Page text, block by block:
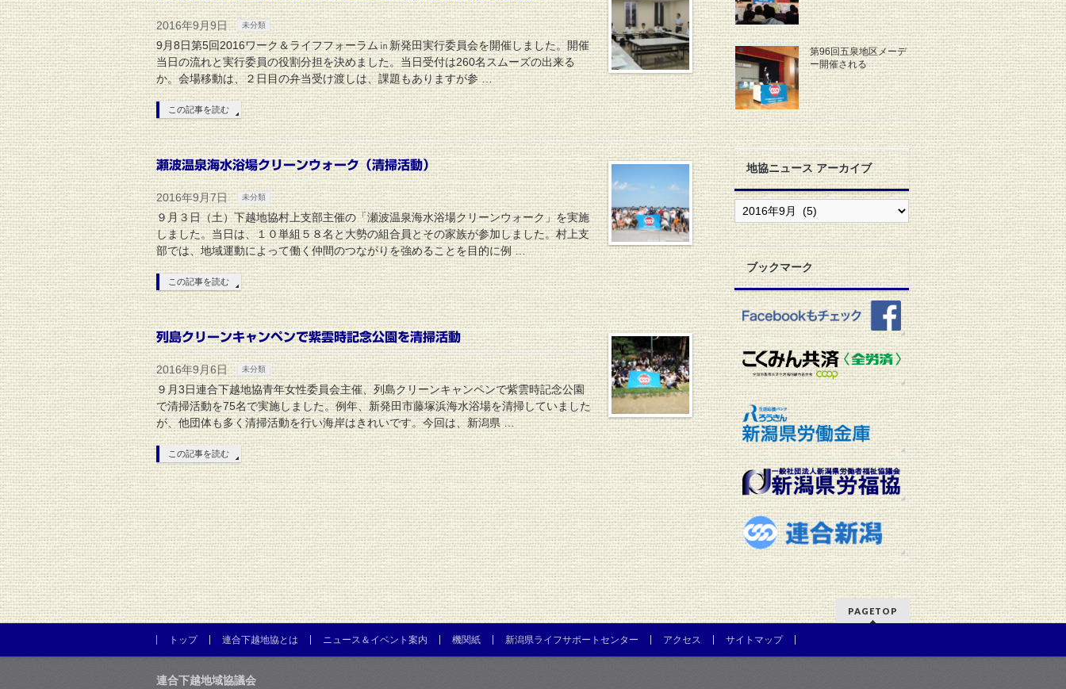
2016年9月9日 未分類
9月8日第5回2016ワーク＆ライフフォーラム㏌新発田実行委員会を開催しました。開催
当日の流れと実行委員の役割分担を決めました。当日受付は260名スムーズの出来る
か。会場移動は、２日目の弁当受け渡しは、課題もありますが参 …
この記事を読む
瀬波温泉海水浴場クリーンウォーク（清掃活動）
2016年9月7日 未分類
９月３日（土）下越地協村上支部主催の「瀬波温泉海水浴場クリーンウォーク」を実施
しました。当日は、１０単組５８名と大勢の組合員とその家族が参加しました。村上支
部では、地域運動によって働く仲間のつながりを強めることを目的に例 …
この記事を読む
列島クリーンキャンペンで紫雲時記念公園を清掃活動
2016年9月6日 未分類
９月3日連合下越地協青年女性委員会主催、列島クリーンキャンペンで紫雲時記念公園
で清掃活動を75名で実施しました。例年、新発田市藤塚浜海水浴場を清掃していました
が、他団体も多く清掃活動を行い海岸はきれいです。今回は、新潟県 …
この記事を読む
第96回五泉地区メーデ
ー開催される
地協ニュース アーカイブ
地
協
ニ
ュ
ー
ス
ア
ー
カ
イ
ブ
ブックマーク
PAGETOP
トップ 連合下越地協とは ニュース＆イベント案内 機関紙 新潟県ライフサポートセンター アクセス サイトマップ
連合下越地域協議会